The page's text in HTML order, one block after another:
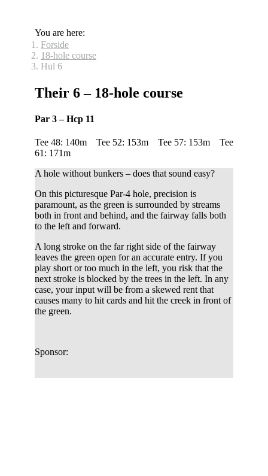
You are here:
Forside
18-hole course
Hul 6
Their 6 – 18-hole course
Par 3 – Hcp 11
Tee 48: 140m Tee 52: 153m Tee 57: 153m Tee
61: 171m
A hole without bunkers – does that sound easy?
On this picturesque Par-4 hole, precision is
paramount, as the green is surrounded by streams
both in front and behind, and the fairway falls both
to the left and forward.
A long stroke on the far right side of the fairway
leaves the green open for an accurate entry. If you
play short or too much in the left, you risk that the
next stroke is blocked by the trees in the left. In any
case, your input will be from a skewed rent that
causes many to hit cards and hit the creek in front of
the green.
Sponsor: